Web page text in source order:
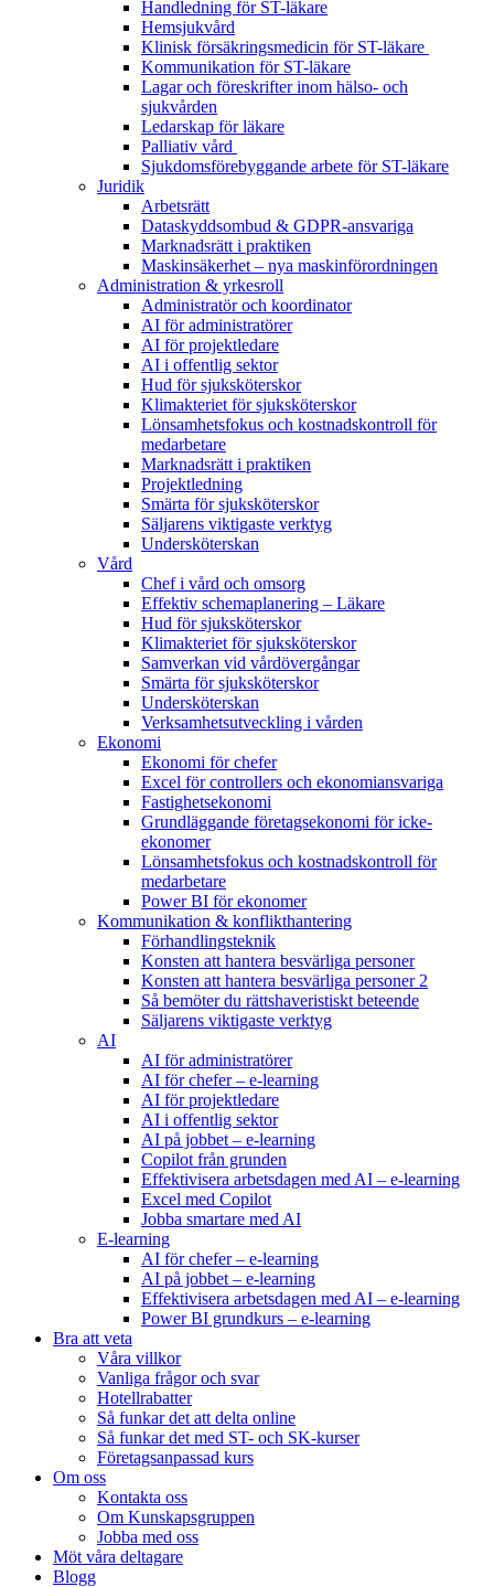
Handledning för ST-läkare
Hemsjukvård
Klinisk försäkringsmedicin för ST-läkare
Kommunikation för ST-läkare
Lagar och föreskrifter inom hälso- och
sjukvården
Ledarskap för läkare
Palliativ vård
Sjukdomsförebyggande arbete för ST-läkare
Juridik
Arbetsrätt
Dataskyddsombud & GDPR-ansvariga
Marknadsrätt i praktiken
Maskinsäkerhet – nya maskinförordningen
Administration & yrkesroll
Administratör och koordinator
AI för administratörer
AI för projektledare
AI i offentlig sektor
Hud för sjuksköterskor
Klimakteriet för sjuksköterskor
Lönsamhetsfokus och kostnadskontroll för
medarbetare
Marknadsrätt i praktiken
Projektledning
Smärta för sjuksköterskor
Säljarens viktigaste verktyg
Undersköterskan
Vård
Chef i vård och omsorg
Effektiv schemaplanering – Läkare
Hud för sjuksköterskor
Klimakteriet för sjuksköterskor
Samverkan vid vårdövergångar
Smärta för sjuksköterskor
Undersköterskan
Verksamhetsutveckling i vården
Ekonomi
Ekonomi för chefer
Excel för controllers och ekonomiansvariga
Fastighetsekonomi
Grundläggande företagsekonomi för icke-
ekonomer
Lönsamhetsfokus och kostnadskontroll för
medarbetare
Power BI för ekonomer
Kommunikation & konflikthantering
Förhandlingsteknik
Konsten att hantera besvärliga personer
Konsten att hantera besvärliga personer 2
Så bemöter du rättshaveristiskt beteende
Säljarens viktigaste verktyg
AI
AI för administratörer
AI för chefer – e-learning
AI för projektledare
AI i offentlig sektor
AI på jobbet – e-learning
Copilot från grunden
Effektivisera arbetsdagen med AI – e-learning
Excel med Copilot
Jobba smartare med AI
E-learning
AI för chefer – e-learning
AI på jobbet – e-learning
Effektivisera arbetsdagen med AI – e-learning
Power BI grundkurs – e-learning
Bra att veta
Våra villkor
Vanliga frågor och svar
Hotellrabatter
Så funkar det att delta online
Så funkar det med ST- och SK-kurser
Företagsanpassad kurs
Om oss
Kontakta oss
Om Kunskapsgruppen
Jobba med oss
Möt våra deltagare
Blogg